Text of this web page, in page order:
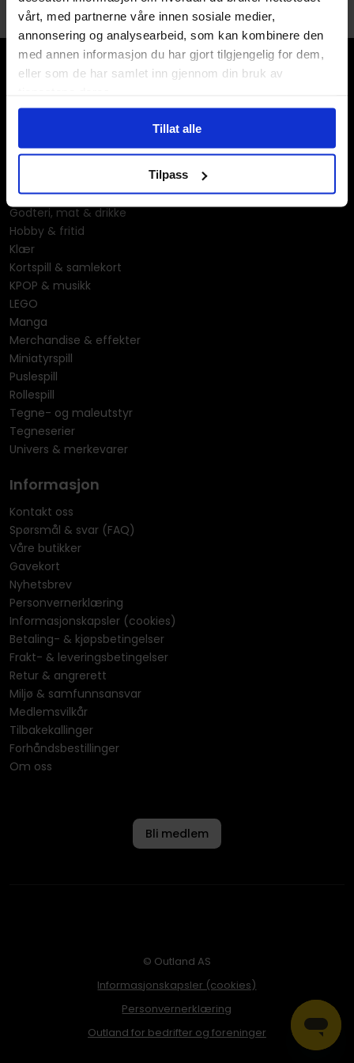
vårt, med partnerne våre innen sosiale medier,
annonsering og analysearbeid, som kan kombinere den
med annen informasjon du har gjort tilgjengelig for dem,
eller som de har samlet inn gjennom din bruk av
Tillat alle
Tilpass
gjerne vil gi deg sine tips.
Våre kategorier
Bøker
Godteri, mat & drikke
Hobby & fritid
Klær
Kortspill & samlekort
KPOP & musikk
LEGO
Manga
Merchandise & effekter
Miniatyrspill
Puslespill
Rollespill
Tegne- og maleutstyr
Tegneserier
Univers & merkevarer
Informasjon
Kontakt oss
Spørsmål & svar (FAQ)
Våre butikker
Gavekort
Nyhetsbrev
Personvernerklæring
Informasjonskapsler (cookies)
Betaling- & kjøpsbetingelser
Frakt- & leveringsbetingelser
Retur & angrerett
Miljø & samfunnsansvar
Medlemsvilkår
Tilbakekallinger
Forhåndsbestillinger
Om oss
Bli medlem
© Outland AS
Informasjonskapsler (cookies)
Personvernerklæring
Outland for bedrifter og foreninger